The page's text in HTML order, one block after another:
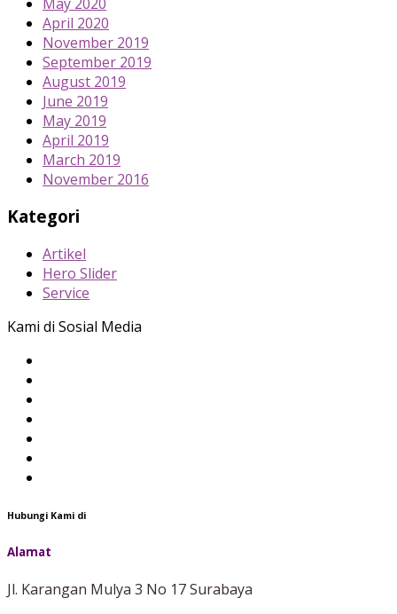
April 2020
November 2019
September 2019
August 2019
June 2019
May 2019
April 2019
March 2019
November 2016
Kategori
Artikel
Hero Slider
Service
Kami di Sosial Media
Hubungi Kami di
Alamat
Jl. Karangan Mulya 3 No 17 Surabaya